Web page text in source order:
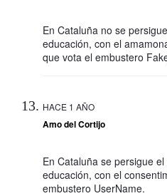
En Cataluña no se
educación, con el
que vota el embustero
HACE 1 AÑO
Amo del Cortijo
En Cataluña se persigue
educación, con el
embustero UserName.